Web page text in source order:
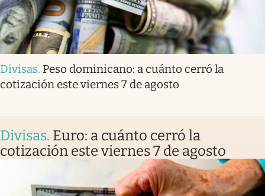
Divisas. Peso dominicano: a cuánto cerró la
cotización este viernes 7 de agosto
Divisas. Euro: a cuánto cerró la
cotización este viernes 7 de agosto